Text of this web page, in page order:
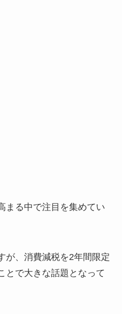
まる中で注目を集めてい
が、消費減税を2年間限定
とで大きな話題となって